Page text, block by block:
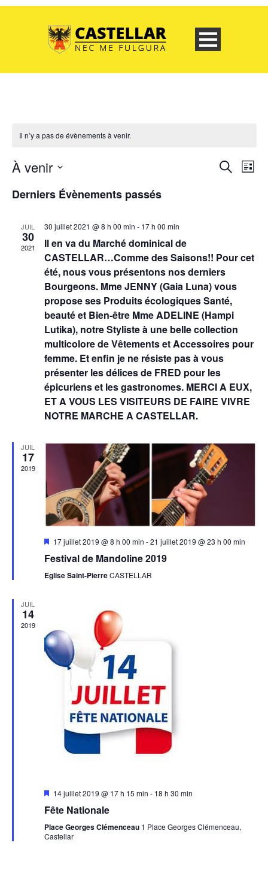
Il n’y a pas de évènements à venir.
Liste
À venir
une
Derniers Évènements passés
JUIL
30
2021
30 juillet 2021 @ 8 h 00 min - 17 h 00 min
Il en va du Marché dominical de
CASTELLAR…Comme des Saisons!! Pour cet
été, nous vous présentons nos derniers
Bourgeons. Mme JENNY (Gaia Luna) vous
propose ses Produits écologiques Santé,
beauté et Bien-être Mme ADELINE (Hampi
Lutika), notre Styliste à une belle collection
multicolore de Vêtements et Accessoires pour
femme. Et enfin je ne résiste pas à vous
présenter les délices de FRED pour les
épicuriens et les gastronomes. MERCI A EUX,
ET A VOUS LES VISITEURS DE FAIRE VIVRE
NOTRE MARCHE A CASTELLAR.
JUIL
17
2019
Mis
avant
17 juillet 2019 @ 8 h 00 min -21 juillet 2019 @ 23 h 00 min
Festival de Mandoline 2019
Eglise Saint-PierreCASTELLAR
JUIL
14
2019
Mis
avant
14 juillet 2019 @ 17 h 15 min - 18 h 30 min
Fête Nationale
Place Georges Clémenceau 1 Place Georges Clémenceau,
Castellar